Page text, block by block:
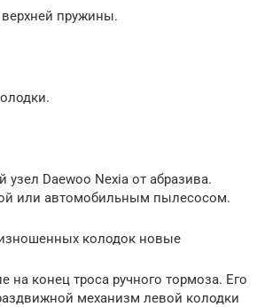
пружины.
узел Daewoo Nexia от абразива.
или автомобильным пылесосом.
колодок новые
на конец троса ручного тормоза. Его
механизм левой колодки